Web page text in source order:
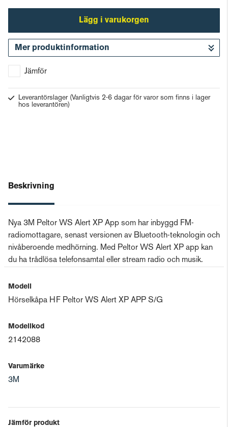
Lägg i varukorgen
Mer produktinformation
Jämför
Leverantörslager (Vanligtvis 2-6 dagar för varor som finns i lager
hos leverantören)
Beskrivning
Nya 3M Peltor WS Alert XP App som har inbyggd FM-
radiomottagare, senast versionen av Bluetooth-teknologin och
nivåberoende medhörning. Med Peltor WS Alert XP app kan
du ha trådlösa telefonsamtal eller stream radio och musik.
Modell
Hörselkåpa HF Peltor WS Alert XP APP S/G
Modellkod
2142088
Varumärke
3M
Jämför produkt